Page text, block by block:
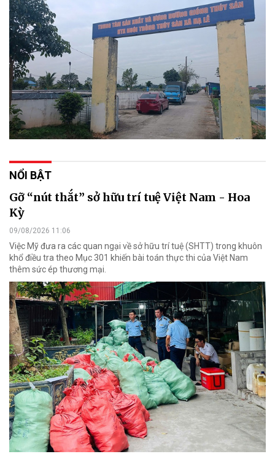
NỔI BẬT
Gỡ “nút thắt” sở hữu trí tuệ Việt Nam - Hoa
Kỳ
09/08/2026 11:06
Việc Mỹ đưa ra các quan ngại về sở hữu trí tuệ (SHTT) trong khuôn
khổ điều tra theo Mục 301 khiến bài toán thực thi của Việt Nam
thêm sức ép thương mại.